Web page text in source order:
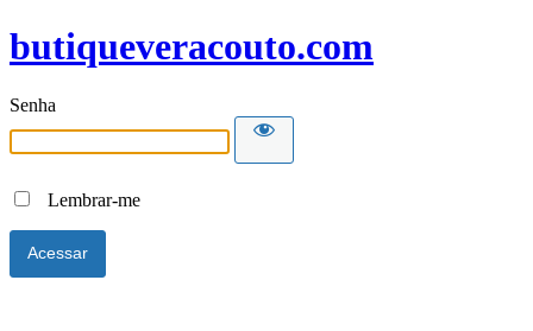
butiqueveracouto.com
Senha
Lembrar-me